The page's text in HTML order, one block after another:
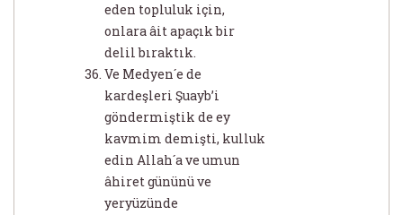
eden topluluk için,
onlara âit apaçık bir
delil bıraktık.
Ve Medyen´e de
kardeşleri Şuayb’i
göndermiştik de ey
kavmim demişti, kulluk
edin Allah´a ve umun
âhiret gününü ve
yeryüzünde